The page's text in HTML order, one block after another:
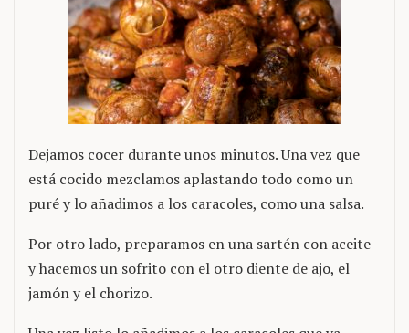
Dejamos cocer durante unos minutos. Una vez que
está cocido mezclamos aplastando todo como un
puré y lo añadimos a los caracoles, como una salsa.
Por otro lado, preparamos en una sartén con aceite
y hacemos un sofrito con el otro diente de ajo, el
jamón y el chorizo.